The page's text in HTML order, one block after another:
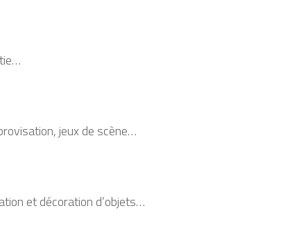
jeux de scène…
et décoration d’objets…